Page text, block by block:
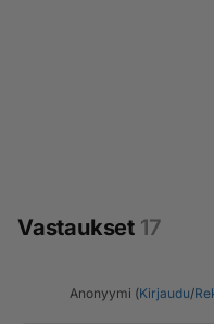
Vastaukset 17
Anonyymi (Kirjaudu/